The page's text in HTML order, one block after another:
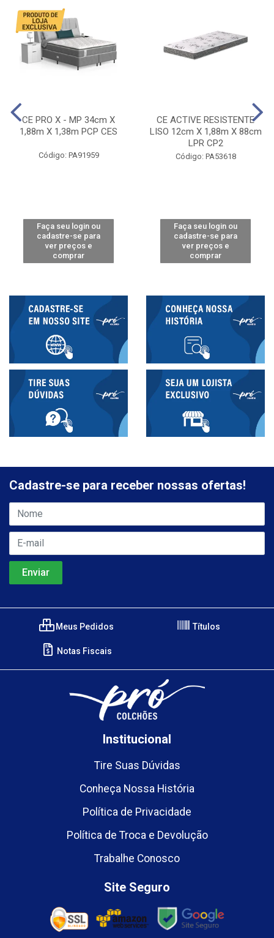
CE PRO X - MP 34cm X
1,88m X 1,38m PCP CES
Código: PA91959
Faça seu login ou
cadastre-se para
ver preços e
comprar
CE ACTIVE RESISTENTE
LISO 12cm X 1,88m X 88cm
LPR CP2
Código: PA53618
Faça seu login ou
cadastre-se para
ver preços e
comprar
Cadastre-se para receber nossas ofertas!
Meus Pedidos Títulos
Notas Fiscais
Institucional
Tire Suas Dúvidas
Conheça Nossa História
Política de Privacidade
Política de Troca e Devolução
Trabalhe Conosco
Site Seguro